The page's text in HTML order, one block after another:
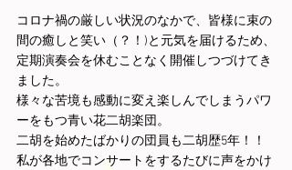
コロナ禍の厳しい状況のなかで、皆様に束の
間の癒しと笑い（？！)と元気を届けるため、
定期演奏会を休むことなく開催しつづけてき
ました。
様々な苦境も感動に変え楽しんでしまうパワ
ーをもつ青い花二胡楽団。
二胡を始めたばかりの団員も二胡歴5年！！
私が各地でコンサートをするたびに声をかけ